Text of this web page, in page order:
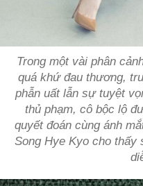
Trong một vài phân
quá khứ đau thương,
phẫn uất lẫn sự tuyệt
thủ phạm, cô bộc lộ
quyết đoán cùng ánh
Song Hye Kyo cho thấy